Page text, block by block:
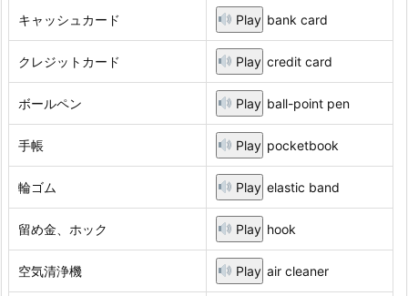
キャッシュカード Play bank card
クレジットカード Play credit card
ボールペン Play ball-point pen
手帳 Play pocketbook
輪ゴム Play elastic band
留め金、ホック Play hook
空気清浄機 Play air cleaner